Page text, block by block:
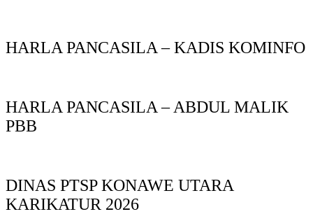
HARLA PANCASILA – KADIS KOMINFO
HARLA PANCASILA – ABDUL MALIK
PBB
DINAS PTSP KONAWE UTARA
KARIKATUR 2026